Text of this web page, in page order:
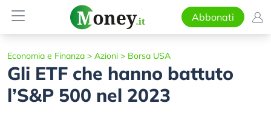
Abbonati
Economia e Finanza > Azioni > Borsa USA
Gli ETF che hanno battuto
l’S&P 500 nel 2023